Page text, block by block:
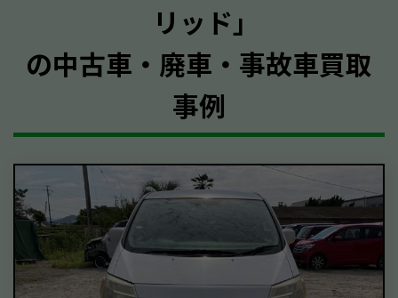
リッド｣
の中古車・廃車・事故車買取
事例